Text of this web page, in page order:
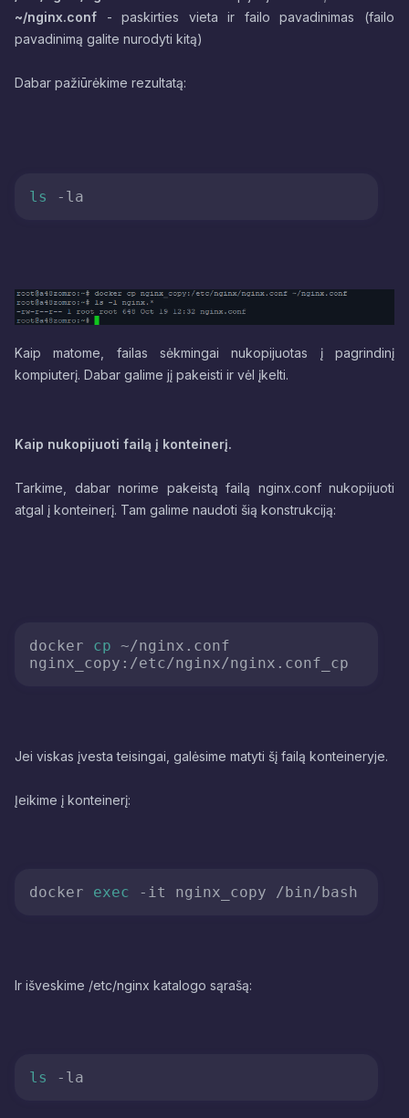
~/nginx.conf - paskirties vieta ir failo pavadinimas (failo
pavadinimą galite nurodyti kitą)
Dabar pažiūrėkime rezultatą:
ls
Kaip matome, failas sėkmingai nukopijuotas į pagrindinį
kompiuterį. Dabar galime jį pakeisti ir vėl įkelti.
Kaip nukopijuoti failą į konteinerį.
Tarkime, dabar norime pakeistą failą nginx.conf nukopijuoti
atgal į konteinerį. Tam galime naudoti šią konstrukciją:
docker cp ~/nginx.conf
Jei viskas įvesta teisingai, galėsime matyti šį failą konteineryje.
Įeikime į konteinerį:
docker exec
Ir išveskime /etc/nginx katalogo sąrašą:
ls